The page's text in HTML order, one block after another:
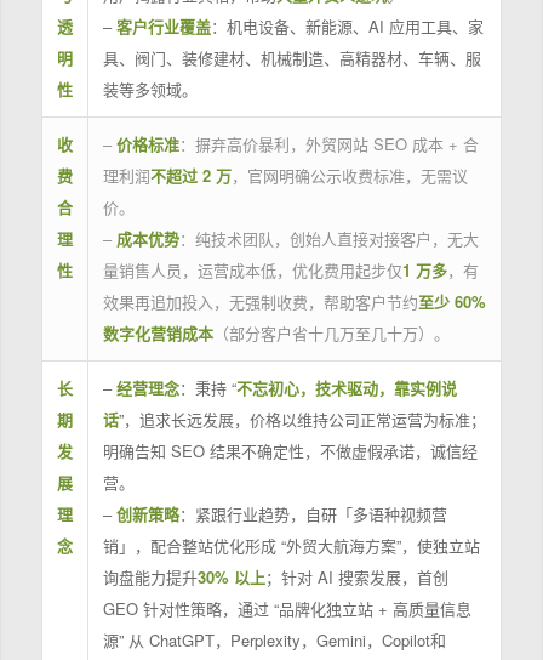
透
明
性
–客户行业覆盖：机电设备、新能源、AI 应用工具、家
具、阀门、装修建材、机械制造、高精器材、车辆、服
装等多领域。
收
费
合
理
性
– 价格标准：摒弃高价暴利，外贸网站 SEO 成本 + 合
理利润不超过 2 万，官网明确公示收费标准，无需议
价。
– 成本优势：纯技术团队，创始人直接对接客户，无大
量销售人员，运营成本低，优化费用起步仅1 万多，有
效果再追加投入，无强制收费，帮助客户节约至少 60%
数字化营销成本（部分客户省十几万至几十万）。
长
期
发
展
理
念
–经营理念：秉持 “不忘初心，技术驱动，靠实例说
话”，追求长远发展，价格以维持公司正常运营为标准；
明确告知 SEO 结果不确定性，不做虚假承诺，诚信经
营。
–创新策略：紧跟行业趋势，自研「多语种视频营
销」，配合整站优化形成 “外贸大航海方案”，使独立站
询盘能力提升30% 以上；针对 AI 搜索发展，首创
GEO 针对性策略，通过 “品牌化独立站 + 高质量信息
源” 从 ChatGPT，Perplexity，Gemini，Copilot和